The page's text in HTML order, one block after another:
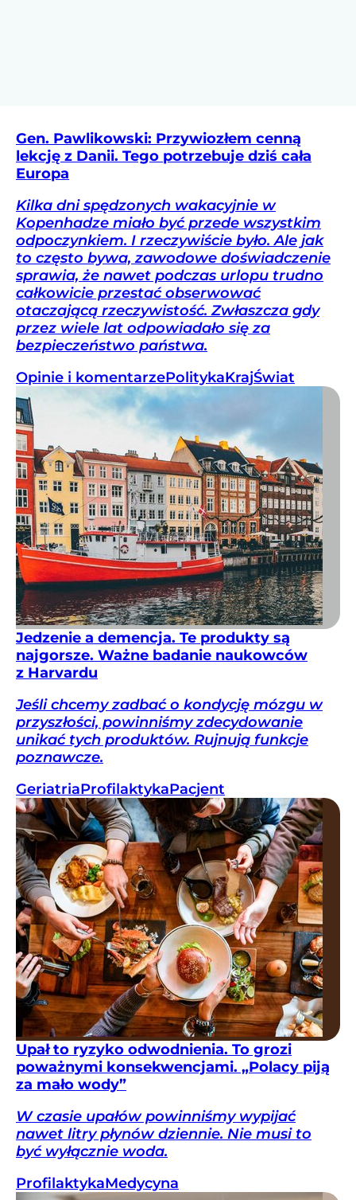
Gen. Pawlikowski: Przywiozłem cenną
lekcję z Danii. Tego potrzebuje dziś cała
Europa
Kilka dni spędzonych wakacyjnie w
Kopenhadze miało być przede wszystkim
odpoczynkiem. I rzeczywiście było. Ale jak
to często bywa, zawodowe doświadczenie
sprawia, że nawet podczas urlopu trudno
całkowicie przestać obserwować
otaczającą rzeczywistość. Zwłaszcza gdy
przez wiele lat odpowiadało się za
bezpieczeństwo państwa.
Opinie i komentarzePolitykaKrajŚwiat
Jedzenie a demencja. Te produkty są
najgorsze. Ważne badanie naukowców
z Harvardu
Jeśli chcemy zadbać o kondycję mózgu w
przyszłości, powinniśmy zdecydowanie
unikać tych produktów. Rujnują funkcje
poznawcze.
GeriatriaProfilaktykaPacjent
Upał to ryzyko odwodnienia. To grozi
poważnymi konsekwencjami. „Polacy piją
za mało wody”
W czasie upałów powinniśmy wypijać
nawet litry płynów dziennie. Nie musi to
być wyłącznie woda.
ProfilaktykaMedycyna